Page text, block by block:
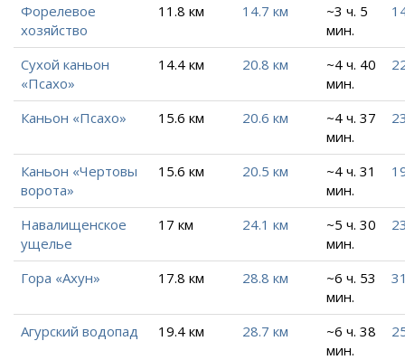
Форелевое
хозяйство
11.8 км 14.7 км
~3 ч. 5
мин.
Сухой каньон
«Псахо»
14.4 км 20.8 км
~4 ч. 40
мин.
Каньон «Псахо» 15.6 км 20.6 км
~4 ч. 37
мин.
Каньон «Чертовы
ворота»
15.6 км 20.5 км
~4 ч. 31
мин.
Навалищенское
ущелье
17 км 24.1 км
~5 ч. 30
мин.
Гора «Ахун» 17.8 км 28.8 км
~6 ч. 53
мин.
Агурский водопад 19.4 км 28.7 км
~6 ч. 38
мин.